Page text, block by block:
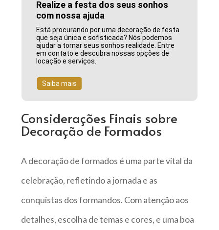
Realize a festa dos seus sonhos
com nossa ajuda
Está procurando por uma decoração de festa
que seja única e sofisticada? Nós podemos
ajudar a tornar seus sonhos realidade. Entre
em contato e descubra nossas opções de
locação e serviços.
Saiba mais
Considerações Finais sobre
Decoração de Formados
A decoração de formados é uma parte vital da
celebração, refletindo a jornada e as
conquistas dos formandos. Com atenção aos
detalhes, escolha de temas e cores, e uma boa